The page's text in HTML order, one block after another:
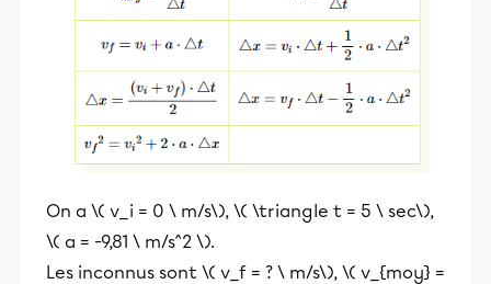
On a \( v_i = 0 \ m/s\), \( \triangle t = 5 \ sec\),
\( a = -9,81 \ m/s^2 \).
Les inconnus sont \( v_f = ? \ m/s\), \( v_{moy} =